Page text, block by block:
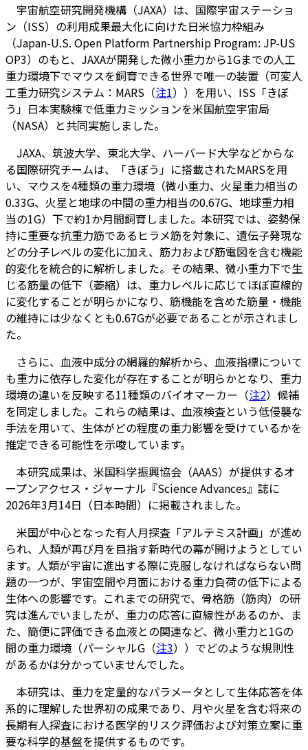
宇宙航空研究開発機構（JAXA）は、国際宇宙ステーショ
ン（ISS）の利用成果最大化に向けた日米協力枠組み
（Japan-U.S. Open Platform Partnership Program: JP-US
OP3）のもと、JAXAが開発した微小重力から1Gまでの人工
重力環境下でマウスを飼育できる世界で唯一の装置（可変人
工重力研究システム：MARS（注1））を用い、ISS「きぼ
う」日本実験棟で低重力ミッションを米国航空宇宙局
（NASA）と共同実施しました。
JAXA、筑波大学、東北大学、ハーバード大学などからな
る国際研究チームは、「きぼう」に搭載されたMARSを用
い、マウスを4種類の重力環境（微小重力、火星重力相当の
0.33G、火星と地球の中間の重力相当の0.67G、地球重力相
当の1G）下で約1か月間飼育しました。本研究では、姿勢保
持に重要な抗重力筋であるヒラメ筋を対象に、遺伝子発現な
どの分子レベルの変化に加え、筋力および筋電図を含む機能
的変化を統合的に解析しました。その結果、微小重力下で生
じる筋量の低下（萎縮）は、重力レベルに応じてほぼ直線的
に変化することが明らかになり、筋機能を含めた筋量・機能
の維持には少なくとも0.67Gが必要であることが示されまし
た。
さらに、血液中成分の網羅的解析から、血液指標について
も重力に依存した変化が存在することが明らかとなり、重力
環境の違いを反映する11種類のバイオマーカー（注2）候補
を同定しました。これらの結果は、血液検査という低侵襲な
手法を用いて、生体がどの程度の重力影響を受けているかを
推定できる可能性を示唆しています。
本研究成果は、米国科学振興協会（AAAS）が提供するオ
ープンアクセス・ジャーナル『Science Advances』誌に
2026年3月14日（日本時間）に掲載されました。
米国が中心となった有人月探査「アルテミス計画」が進め
られ、人類が再び月を目指す新時代の幕が開けようとしてい
ます。人類が宇宙に進出する際に克服しなければならない問
題の一つが、宇宙空間や月面における重力負荷の低下による
生体への影響です。これまでの研究で、骨格筋（筋肉）の研
究は進んでいましたが、重力の応答に直線性があるのか、ま
た、簡便に評価できる血液との関連など、微小重力と1Gの
間の重力環境（パーシャルG（注3））でどのような規則性
があるかは分かっていませんでした。
本研究は、重力を定量的なパラメータとして生体応答を体
系的に理解した世界初の成果であり、月や火星を含む将来の
長期有人探査における医学的リスク評価および対策立案に重
要な科学的基盤を提供するものです。